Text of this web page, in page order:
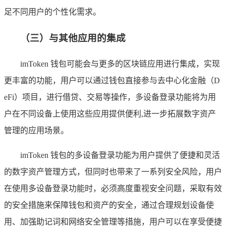
足不同用户的个性化需求。
（三）与其他应用的集成
imToken 钱包可能会与更多的区块链应用进行集成，实现
更丰富的功能，用户可以通过钱包直接参与去中心化金融（D
eFi）项目，进行借贷、交易等操作，多设备登录功能将为用
户在不同设备上使用这些应用提供便利,进一步拓展数字资产
管理的应用场景。
imToken 钱包的多设备登录功能为用户提供了便捷和灵活
的数字资产管理方式，但同时也带来了一系列安全风险，用户
在使用多设备登录功能时，必须高度重视安全问题，采取有效
的安全措施来保障钱包和资产的安全，通过合理规划设备使
用、加强助记词和网络安全管理等措施，用户可以在享受便捷